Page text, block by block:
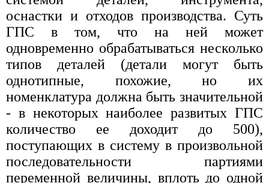
оснастки и отходов производства. Суть
ГПС в том, что на ней может
одновременно обрабатываться несколько
типов деталей (детали могут быть
однотипные, похожие, но их
номенклатура должна быть значительной
- в некоторых наиболее развитых ГПС
количество ее доходит до 500),
поступающих в систему в произвольной
последовательности партиями
переменной величины, вплоть до одной